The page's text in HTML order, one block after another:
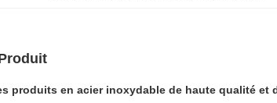
produits en acier inoxydable de haute qualité